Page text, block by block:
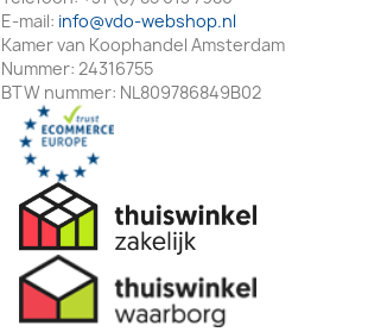
E-mail: info@vdo-webshop.nl
Kamer van Koophandel Amsterdam
Nummer: 24316755
BTW nummer: NL809786849B02